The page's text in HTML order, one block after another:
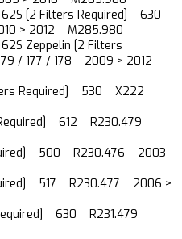
62S [2 Filters Required] 630
> 2012 M285.980
62S Zeppelin [2 Filters
/ 177 / 178 2009 > 2012
Required] 530 X222
Required] 612 R230.479
500 R230.476 2003
517 R230.477 2006 >
630 R231.479